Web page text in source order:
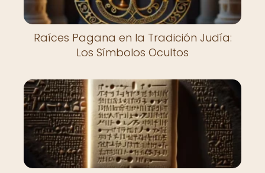
Raíces Pagana en la Tradición Judía:
Los Símbolos Ocultos